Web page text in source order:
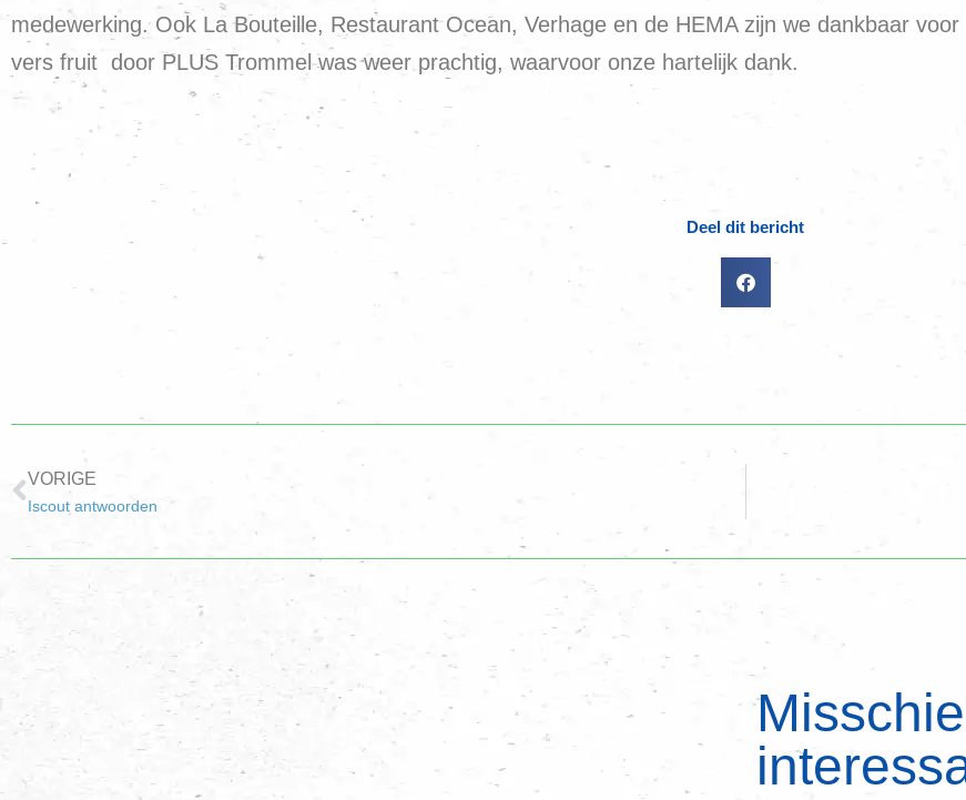
medewerking. Ook La Bouteille, Restaurant Ocean, Verhage en de HEMA zijn we dankbaar
vers fruit door PLUS Trommel was weer prachtig, waarvoor onze hartelijk dank.
Deel dit bericht
VORIGE
Iscout antwoorden